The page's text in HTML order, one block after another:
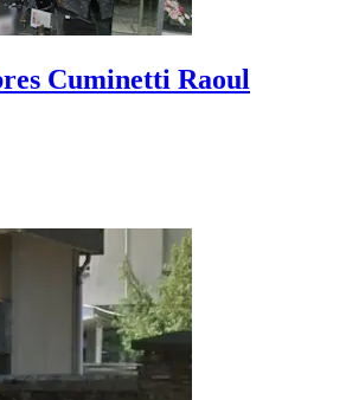
Cuminetti Raoul